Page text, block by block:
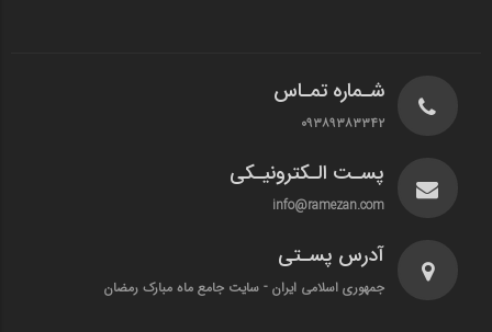
شـماره تمـاس
۰۹۳۸۹۳۸۳۳۴۲
پسـت الـکترونیـکی
info@ramezan.com
آدرس پسـتی
جمهوری اسلامی ایران - سایت جامع ماه مبارک رمضان